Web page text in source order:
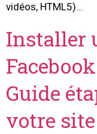
vidéos, HTML5)…
Installer
Guide
votre site